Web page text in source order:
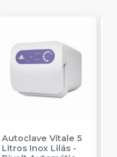
Autoclave Vitale 5
Litros Inox Lilás -